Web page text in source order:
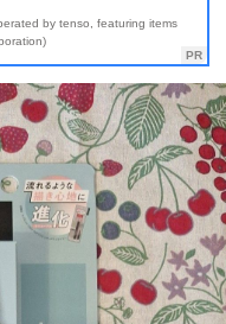
by tenso, featuring items